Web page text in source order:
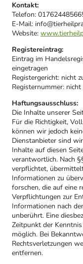
Kontakt:
Telefon:
E-Mail:
Website:
Registereintrag:
Eintrag im
eingetragen
Registergericht: nicht
Registernummer:
Haftungsausschluss:
Die Inhalte unserer
Für die Richtigkeit,
können wir jedoch
Dienstanbieter sind
Inhalte auf diesen
verantwortlich. Nach
verpflichtet,
Informationen zu
forschen, die auf eine
Verpflichtungen zur
Informationen nach
unberührt. Eine
Zeitpunkt der
möglich. Bei
Rechtsverletzungen
entfernen.